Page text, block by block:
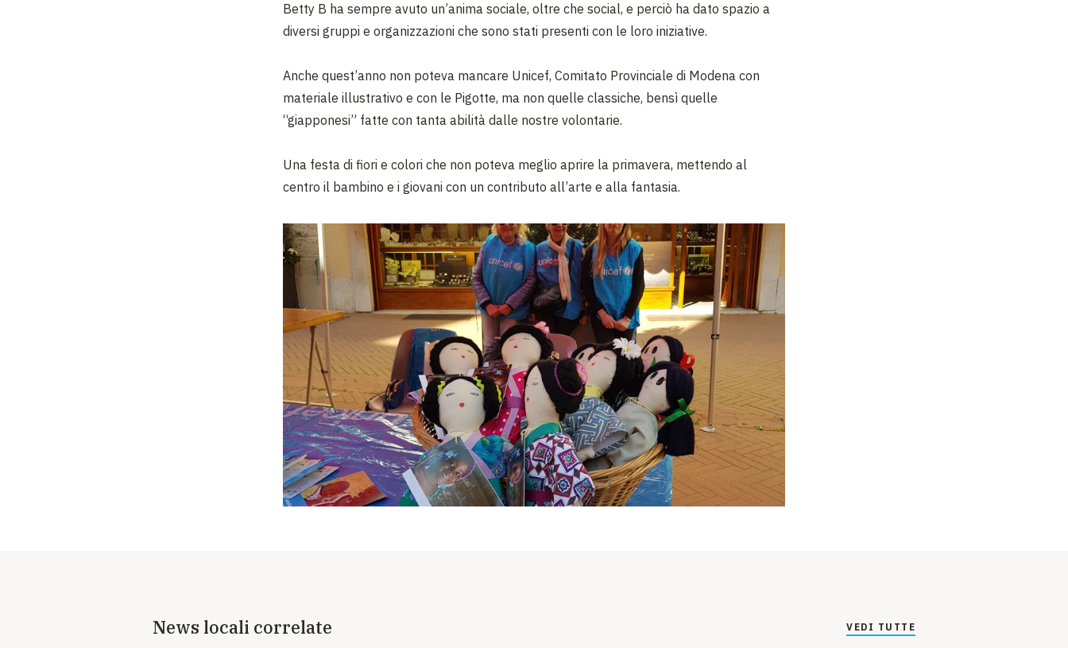
Betty B ha sempre avuto un’anima sociale, oltre che social, e perciò ha dato spazio a
diversi gruppi e organizzazioni che sono stati presenti con le loro iniziative.
Anche quest’anno non poteva mancare Unicef, Comitato Provinciale di Modena con
materiale illustrativo e con le Pigotte, ma non quelle classiche, bensì quelle
“giapponesi” fatte con tanta abilità dalle nostre volontarie.
Una festa di fiori e colori che non poteva meglio aprire la primavera, mettendo al
centro il bambino e i giovani con un contributo all’arte e alla fantasia.
News locali correlate VEDI TUTTE